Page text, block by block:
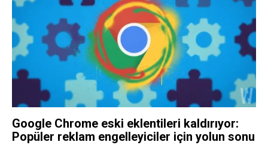
Google Chrome eski eklentileri kaldırıyor:
Popüler reklam engelleyiciler için yolun sonu